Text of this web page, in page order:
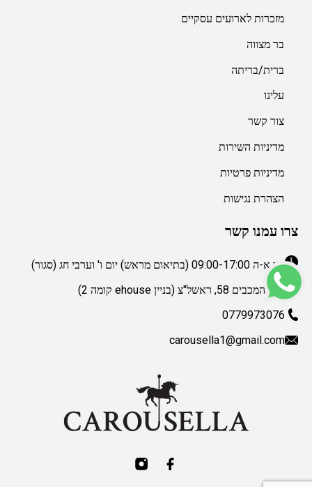
מזכרות לארועים עסקיים
בר מצווה
ברית/בריתה
עלינו
צור קשר
מדיניות השירות
מדיניות פרטיות
הצהרת נגישות
צרו עמנו קשר
ימי א-ה 09:00-17:00 (בתיאום מראש) יום ו' וערבי חג (סגור)
דרך המכבים 58, ראשל"צ (בניין ehouse קומה 2)
0779973076
carousella1@gmail.com